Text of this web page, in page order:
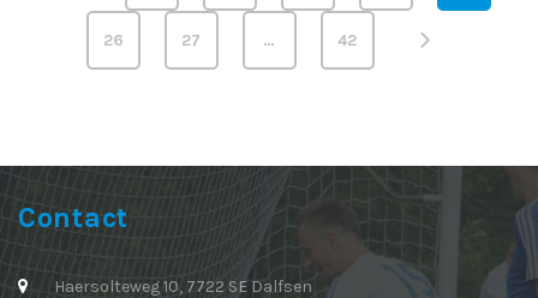
26 27 … 42
Contact
Haersolteweg 10, 7722 SE Dalfsen